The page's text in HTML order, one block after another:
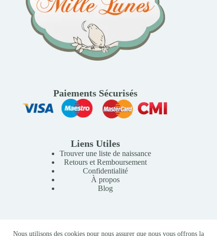
Nous utilisons des cookies pour nous assurer que nous vous offrons la
Paiements Sécurisés
Liens Utiles
Trouver une liste de naissance
Retours et Remboursement
Confidentialité
À propos
Blog
Copyright © 2026 Mille Lunes - Création du site :
Baptiste